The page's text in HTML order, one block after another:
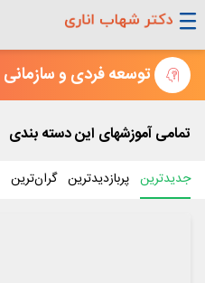
توسعه فردی و سازمانی
تمامی آموزشهای این دسته بندی
جدیدترین پربازدید‌ترین گران‌ترین